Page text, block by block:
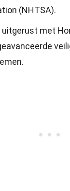
(NHTSA).
uitgerust met